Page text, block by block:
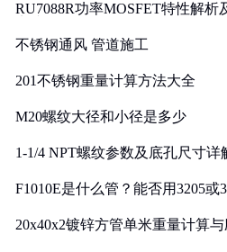
RU7088R功率MOSFET特性解
不锈钢通风 管道施工
201不锈钢重量计算方法大全
M20螺纹大径和小径是多少
1-1/4 NPT螺纹参数及底孔尺寸详
F1010E是什么管？能否用3205或
20x40x2镀锌方管单米重量计算